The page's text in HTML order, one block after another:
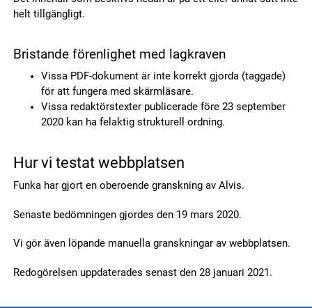
helt tillgängligt.
Bristande förenlighet med lagkraven
Vissa PDF-dokument är inte korrekt gjorda (taggade)
för att fungera med skärmläsare.
Vissa redaktörstexter publicerade före 23 september
2020 kan ha felaktig strukturell ordning.
Hur vi testat webbplatsen
Funka har gjort en oberoende granskning av Alvis.
Senaste bedömningen gjordes den 19 mars 2020.
Vi gör även löpande manuella granskningar av webbplatsen.
Redogörelsen uppdaterades senast den 28 januari 2021.